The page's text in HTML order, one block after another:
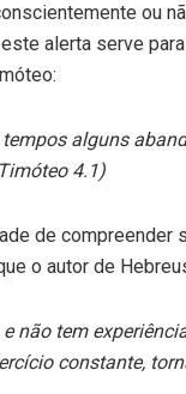
ou
alerta serve
alguns
4.1)
de compreender
o autor de
não tem
constante,